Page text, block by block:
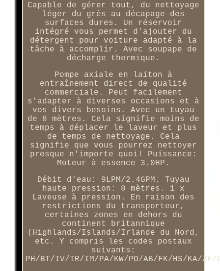
Capable de gérer tout, du nettoyage
léger du grès au décapage des
surfaces dures. Un réservoir
intégré vous permet d'ajouter du
détergent pour voiture adapté à la
tâche à accomplir. Avec soupape de
décharge thermique.
Pompe axiale en laiton à
entraînement direct de qualité
commerciale. Peut facilement
s'adapter à diverses occasions et à
vos divers besoins. Avec un tuyau
de 8 mètres. Cela signifie moins de
temps à déplacer le laveur et plus
de temps de nettoyage. Cela
signifie que vous pourrez nettoyer
presque n'importe quoi! Puissance:
Moteur à essence 3.0HP.
Débit d'eau: 9LPM/2.4GPM. Tuyau
haute pression: 8 mètres. 1 x
Laveuse à pression. En raison des
restrictions du transporteur,
certaines zones en dehors du
continent britannique
(Highlands/Islands/Irlande du Nord,
etc. Y compris les codes postaux
suivants:
PH/BT/IV/TR/IM/PA/KW/PO/AB/FK/HS/KA/ZE/